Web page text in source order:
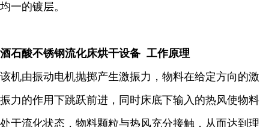
均一的镀层。
酒石酸不锈钢流化床烘干设备 工作原理
该机由振动电机抛掷产生激振力，物料在给定方向的激
振力的作用下跳跃前进，同时床底下输入的热风使物料
处于流化状态，物料颗粒与热风充分接触，从而达到理